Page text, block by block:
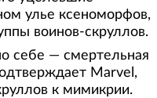
улье ксеноморфов,
воинов-скруллов.
себе — смертельная
Marvel,
к мимикрии.